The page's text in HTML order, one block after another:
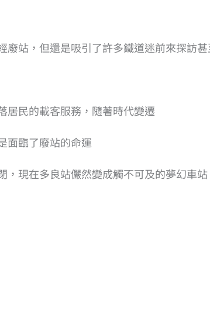
廢站，但還是吸引了許多鐵道迷前來探訪
居民的載客服務，隨著時代變遷
面臨了廢站的命運
，現在多良站儼然變成觸不可及的夢幻車站